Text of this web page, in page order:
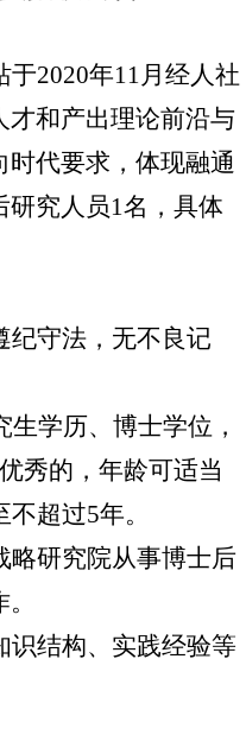
于2020年11月经人社
才和产出理论前沿与
代要求，体现融通
究人员1名，具体
纪守法，无不良记
学历、博士学位，
秀的，年龄可适当
超过5年。
略研究院从事博士后
识结构、实践经验等